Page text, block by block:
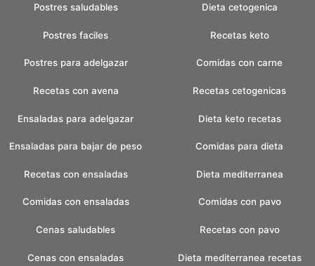
Postres saludables
Postres faciles
Postres para adelgazar
Recetas con avena
Ensaladas para adelgazar
Ensaladas para bajar de peso
Recetas con ensaladas
Comidas con ensaladas
Cenas saludables
Cenas con ensaladas
Dieta cetogenica
Recetas keto
Comidas con carne
Recetas cetogenicas
Dieta keto recetas
Comidas para dieta
Dieta mediterranea
Comidas con pavo
Recetas con pavo
Dieta mediterranea recetas